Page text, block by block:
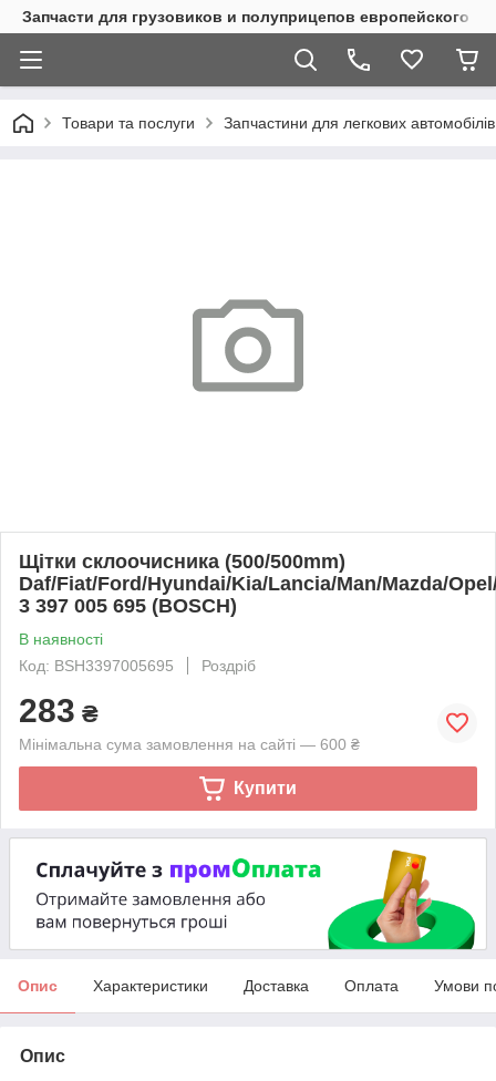
Запчасти для грузовиков и полуприцепов европейского
Товари та послуги Запчастини для легкових автомобілів
Щітки склоочисника (500/500mm)
Daf/Fiat/Ford/Hyundai/Kia/Lancia/Man/Mazda/
3 397 005 695 (BOSCH)
В наявності
Код: BSH3397005695
Роздріб
283 ₴
Мінімальна сума замовлення на сайті — 600 ₴
Купити
Опис Характеристики Доставка Оплата Умови
Опис